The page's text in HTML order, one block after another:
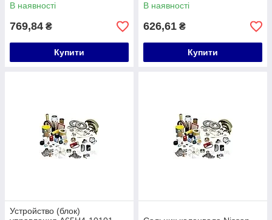
В наявності
769,84 ₴
Купити
В наявності
626,61 ₴
Купити
Устройство (блок)